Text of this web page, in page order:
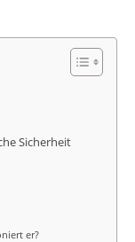
Sicherheit
er?